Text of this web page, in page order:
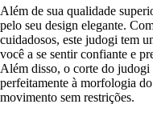
Além de sua qualidade
pelo seu design elegante.
cuidadosos, este judogi tem
você a se sentir confiante e
Além disso, o corte do judogi
perfeitamente à morfologia
movimento sem restrições.